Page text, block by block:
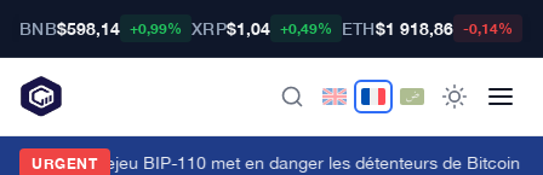
BNB$598,14 +0,99% XRP$1,04 +0,49% ETH$1 918,86 -0,14%
URGENTde rejeu BIP-110 met en danger les détenteurs de Bitcoin